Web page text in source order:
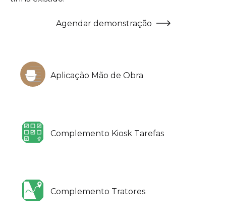
Agendar demonstração
Aplicação Mão de Obra
Complemento Kiosk Tarefas
Complemento Tratores